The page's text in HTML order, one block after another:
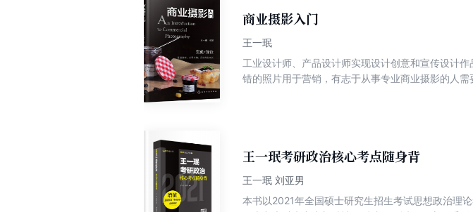
商业摄影入门
王一珉
工业设计师、产品设计师实现设计创意和宣传设计
错的照片用于营销，有志于从事专业商业摄影的人
王一珉考研政治核心考点随身背
王一珉 刘亚男
本书以2021年全国硕士研究生招生考试思想政治理